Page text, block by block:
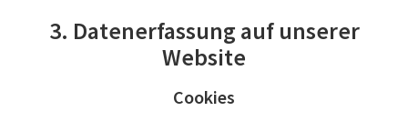
3. Datenerfassung auf unserer
Website
Cookies